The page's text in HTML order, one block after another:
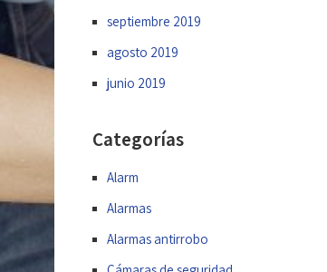
septiembre 2019
agosto 2019
junio 2019
Categorías
Alarm
Alarmas
Alarmas antirrobo